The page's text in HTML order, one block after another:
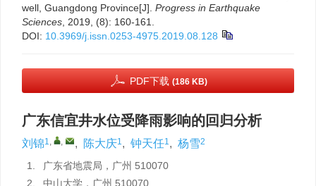
well, Guangdong Province[J]. Progress in Earthquake
Sciences , 2019, (8): 160-161.
DOI: 10.3969/j.issn.0253-4975.2019.08.128
PDF下载 (186 KB)
广东信宜井水位受降雨影响的回归分析
刘锦1, , , 陈大庆1, 钟天任1, 杨雪2
1.
广东省地震局，广州 510070
2.
中山大学，广州 510070